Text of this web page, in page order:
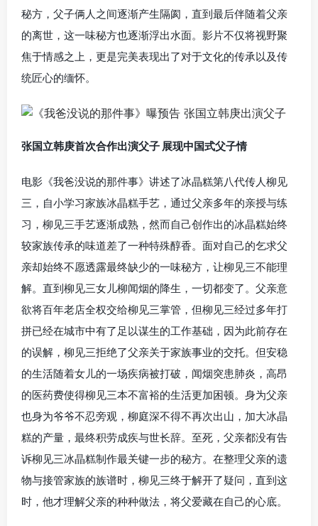
秘方，父子俩人之间逐渐产生隔阂，直到最后伴随着父亲
的离世，这一味秘方也逐渐浮出水面。影片不仅将视野聚
焦于情感之上，更是完美表现出了对于文化的传承以及传
统匠心的缅怀。
张国立韩庚首次合作出演父子 展现中国式父子情
电影《我爸没说的那件事》讲述了冰晶糕第八代传人柳见
三，自小学习家族冰晶糕手艺，通过父亲多年的亲授与练
习，柳见三手艺逐渐成熟，然而自己创作出的冰晶糕始终
较家族传承的味道差了一种特殊醇香。面对自己的乞求父
亲却始终不愿透露最终缺少的一味秘方，让柳见三不能理
解。直到柳见三女儿柳闻烟的降生，一切都变了。父亲意
欲将百年老店全权交给柳见三掌管，但柳见三经过多年打
拼已经在城市中有了足以谋生的工作基础，因为此前存在
的误解，柳见三拒绝了父亲关于家族事业的交托。但安稳
的生活随着女儿的一场疾病被打破，闻烟突患肺炎，高昂
的医药费使得柳见三本不富裕的生活更加困顿。身为父亲
也身为爷爷不忍旁观，柳庭深不得不再次出山，加大冰晶
糕的产量，最终积劳成疾与世长辞。至死，父亲都没有告
诉柳见三冰晶糕制作最关键一步的秘方。在整理父亲的遗
物与接管家族的族谱时，柳见三终于解开了疑问，直到这
时，他才理解父亲的种种做法，将父爱藏在自己的心底。